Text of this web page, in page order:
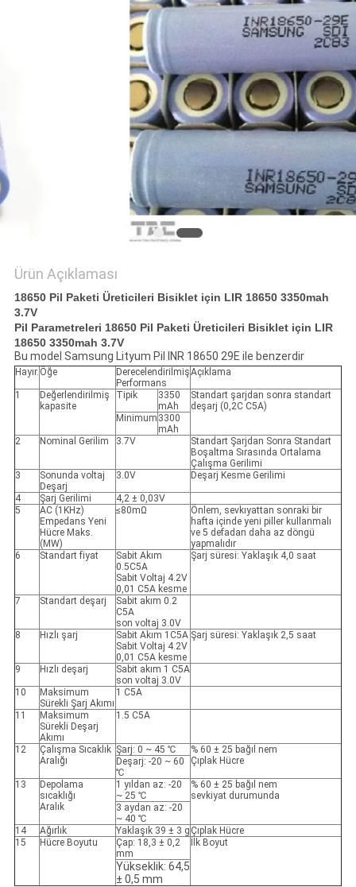
HARITASI
PRIVACY
POLICY
Ürün Açıklaması
18650 Pil Paketi Üreticileri Bisiklet için LIR 18650 3350mah
3.7V
Pil Parametreleri 18650 Pil Paketi Üreticileri Bisiklet için LIR
18650 3350mah 3.7V
Bu model Samsung Lityum Pil INR 18650 29E ile benzerdir
Hayır. Öğe
Derecelendirilmiş
Performans
Açıklama
1
Değerlendirilmiş
kapasite
Tipik
3350
mAh
Standart şarjdan sonra standart
deşarj (0,2C C5A)
Minimum 3300
mAh
2
Nominal Gerilim 3.7V
Standart Şarjdan Sonra Standart
Boşaltma Sırasında Ortalama
Çalışma Gerilimi
3
Sonunda voltaj
Deşarj
3.0V Deşarj Kesme Gerilimi
4 Şarj Gerilimi
4,2 ± 0,03V
5
AC (1KHz)
Empedans Yeni
Hücre Maks.
(MW)
≤80mΩ
Önlem, sevkıyattan sonraki bir
hafta içinde yeni piller kullanmalı
ve 5 defadan daha az döngü
yapmalıdır
6
Standart fiyat
Sabit Akım
0.5C5A
Sabit Voltaj 4.2V
0,01 C5A kesme
Şarj süresi: Yaklaşık 4,0 saat
7 Standart deşarj
Sabit akım 0.2
C5A
son voltaj 3.0V
8
Hızlı şarj
Sabit Akım 1C5A
Sabit Voltaj 4.2V
0,01 C5A kesme
Şarj süresi: Yaklaşık 2,5 saat
9 Hızlı deşarj
Sabit akım 1 C5A
son voltaj 3.0V
10
Maksimum
Sürekli Şarj Akımı
1 C5A
11
Maksimum
Sürekli Deşarj
Akımı
1.5 C5A
12
Çalışma Sıcaklık
Aralığı
Şarj: 0 ~ 45 ℃
% 60 ± 25 bağıl nem
Çıplak Hücre
Deşarj: -20 ~ 60
℃
13
Depolama
sıcaklığı
Aralık
1 yıldan az: -20
~ 25 ℃
% 60 ± 25 bağıl nem
sevkiyat durumunda
3 aydan az: -20
~ 40 ℃
14
Ağırlık Yaklaşık 39 ± 3 g Çıplak Hücre
15
Hücre Boyutu
Çap: 18,3 ± 0,2
mm
İlk Boyut
Yükseklik: 64,5
± 0,5 mm